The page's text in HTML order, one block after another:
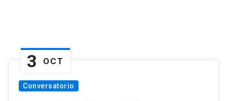
3 OCT
Conversatorio